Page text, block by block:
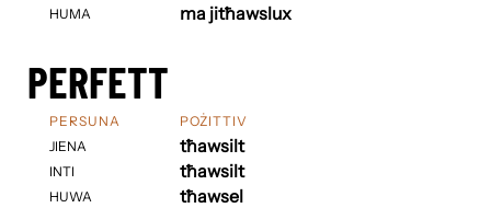
HUMA
ma jitħawslux
PERFETT
PERSUNA
JIENA
INTI
HUWA
POŻITTIV
tħawsilt
tħawsilt
tħawsel